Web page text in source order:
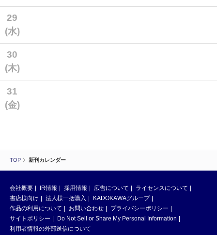
TOP 新刊カレンダー
29
(水)
30
(木)
31
(金)
会社概要 IR情報 採用情報 広告について
ライセンスについて
書店様向け
法人様一括購入
KADOKAWAグループ
作品の利用について
お問い合わせ
プライバシーポリシー
サイトポリシー
Do Not Sell or Share My Personal Information
利用者情報の外部送信について